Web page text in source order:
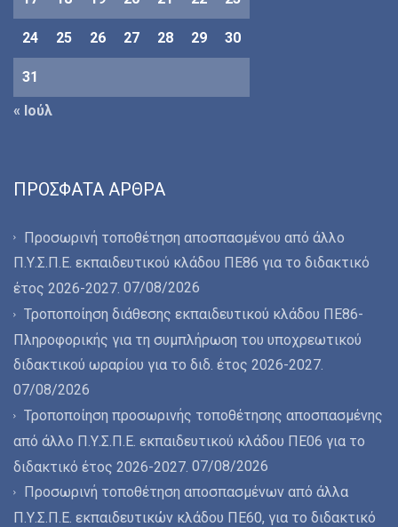
24 25 26 27 28 29 30
31
« Ιούλ
ΠΡΌΣΦΑΤΑ ΆΡΘΡΑ
Προσωρινή τοποθέτηση αποσπασμένου από άλλο
Π.Υ.Σ.Π.Ε. εκπαιδευτικού κλάδου ΠΕ86 για το διδακτικό
έτος 2026-2027. 07/08/2026
Τροποποίηση διάθεσης εκπαιδευτικού κλάδου ΠΕ86-
Πληροφορικής για τη συμπλήρωση του υποχρεωτικού
διδακτικού ωραρίου για το διδ. έτος 2026-2027.
07/08/2026
Τροποποίηση προσωρινής τοποθέτησης αποσπασμένης
από άλλο Π.Υ.Σ.Π.Ε. εκπαιδευτικού κλάδου ΠΕ06 για το
διδακτικό έτος 2026-2027. 07/08/2026
Προσωρινή τοποθέτηση αποσπασμένων από άλλα
Π.Υ.Σ.Π.Ε. εκπαιδευτικών κλάδου ΠΕ60, για το διδακτικό